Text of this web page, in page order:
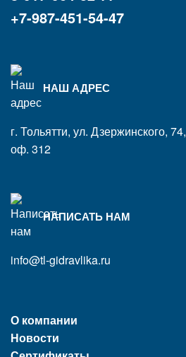
+7-987-451-54-47
НАШ АДРЕС
г. Тольятти, ул. Дзержинского, 74,
оф. 312
НАПИСАТЬ НАМ
info@tl-gidravlika.ru
О компании
Новости